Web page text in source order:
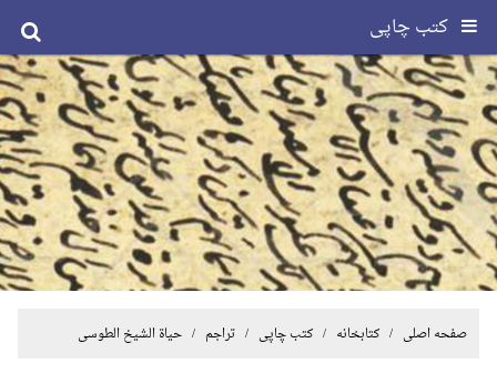
کتب چاپی
صفحه اصلی / کتابخانه /کتب چاپی /تراجم / حیاة الشیخ الطوسی